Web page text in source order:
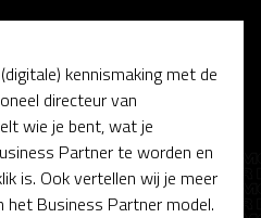
kennismaking met de
directeur van
wie je bent, wat je
Partner te worden en
is. Ook vertellen wij je meer
het Business Partner model.